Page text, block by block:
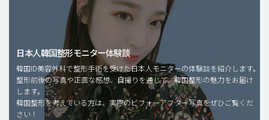
脂肪注入(アンチエイジング)
豊胸手術・バストアップ
プチ整形
脂肪吸引 (大容量)
日本人韓国整形モニター体験談
韓国ID美容外科で整形手術を受けた日本人モニターの体験談を紹介します。
整形前後の写真や正直な感想、自撮りを通じて、韓国整形の魅力をお届け
します。
韓国整形を考えている方は、実際のビフォーアフター写真をぜひご覧くだ
さい！